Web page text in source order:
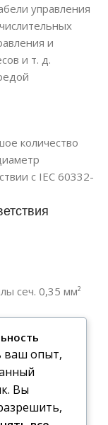
управления
и
и т. д.
количество
с IEC 60332-
сеч. 0,35 мм²
на булыжно-
ваш опыт,
Вы